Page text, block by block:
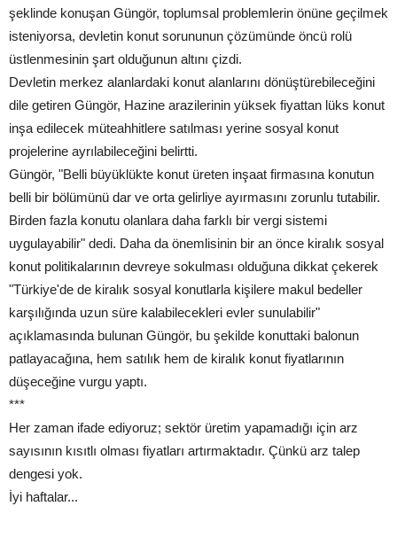
şeklinde konuşan Güngör, toplumsal problemlerin önüne geçilmek
isteniyorsa, devletin konut sorununun çözümünde öncü rolü
üstlenmesinin şart olduğunun altını çizdi.
Devletin merkez alanlardaki konut alanlarını dönüştürebileceğini
dile getiren Güngör, Hazine arazilerinin yüksek fiyattan lüks konut
inşa edilecek müteahhitlere satılması yerine sosyal konut
projelerine ayrılabileceğini belirtti.
Güngör, "Belli büyüklükte konut üreten inşaat firmasına konutun
belli bir bölümünü dar ve orta gelirliye ayırmasını zorunlu tutabilir.
Birden fazla konutu olanlara daha farklı bir vergi sistemi
uygulayabilir" dedi. Daha da önemlisinin bir an önce kiralık sosyal
konut politikalarının devreye sokulması olduğuna dikkat çekerek
"Türkiye'de de kiralık sosyal konutlarla kişilere makul bedeller
karşılığında uzun süre kalabilecekleri evler sunulabilir"
açıklamasında bulunan Güngör, bu şekilde konuttaki balonun
patlayacağına, hem satılık hem de kiralık konut fiyatlarının
düşeceğine vurgu yaptı.
***
Her zaman ifade ediyoruz; sektör üretim yapamadığı için arz
sayısının kısıtlı olması fiyatları artırmaktadır. Çünkü arz talep
dengesi yok.
İyi haftalar...